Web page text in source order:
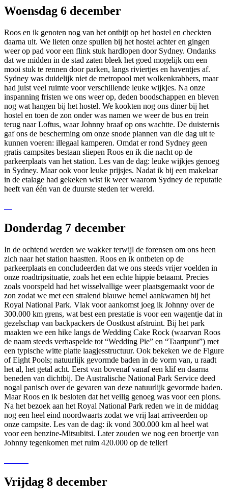
Woensdag 6 december
Roos en ik genoten nog van het ontbijt op het hostel en checkten
daarna uit. We lieten onze spullen bij het hostel achter en gingen
weer op pad voor een flink stuk hardlopen door Sydney. Ondanks
dat we midden in de stad zaten bleek het goed mogelijk om een
mooi stuk te rennen door parken, langs riviertjes en haventjes af.
Sydney was duidelijk niet de metropool met wolkenkrabbers, maar
had juist veel ruimte voor verschillende leuke wijkjes. Na onze
inspanning fristen we ons weer op, deden boodschappen en bleven
nog wat hangen bij het hostel. We kookten nog ons diner bij het
hostel en toen de zon onder was namen we weer de bus en trein
terug naar Loftus, waar Johnny braaf op ons wachtte. De duisternis
gaf ons de bescherming om onze snode plannen van die dag uit te
kunnen voeren: illegaal kamperen. Omdat er rond Sydney geen
gratis campsites bestaan sliepen Roos en ik die nacht op de
parkeerplaats van het station. Les van de dag: leuke wijkjes genoeg
in Sydney. Maar ook voor leuke prijsjes. Nadat ik bij een makelaar
in de etalage had gekeken wist ik weer waarom Sydney de reputatie
heeft van één van de duurste steden ter wereld.
Donderdag 7 december
In de ochtend werden we wakker terwijl de forensen om ons heen
zich naar het station haastten. Roos en ik ontbeten op de
parkeerplaats en concludeerden dat we ons steeds vrijer voelden in
onze roadtripsituatie, zoals het een echte hippie betaamt. Precies
zoals voorspeld had het wisselvallige weer plaatsgemaakt voor de
zon zodat we met een stralend blauwe hemel aankwamen bij het
Royal National Park. Vlak voor aankomst joeg ik Johnny over de
300.000 km grens, wat best een prestatie is voor een wagentje dat in
gezelschap van backpackers de Oostkust afstruint. Bij het park
maakten we een hike langs de Wedding Cake Rock (waarvan Roos
de naam steeds verhaspelde tot “Wedding Pie” en “Taartpunt”) met
een typische witte platte laagjesstructuur. Ook bekeken we de Figure
of Eight Pools; natuurlijk gevormde baden in de vorm van, u raadt
het al, het getal acht. Eerst van bovenaf vanaf een klif en daarna
beneden van dichtbij. De Australische National Park Service deed
nogal panisch over de gevaren van deze natuurlijk gevormde baden.
Maar Roos en ik besloten dat het veilig genoeg was voor een plons.
Na het bezoek aan het Royal National Park reden we in de middag
nog een heel eind noordwaarts zodat we vrij laat arriveerden op
onze campsite. Les van de dag: ik vond 300.000 km al heel wat
voor een benzine-Mitsubitsi. Later zouden we nog een broertje van
Johnny tegenkomen met ruim 420.000 op de teller!
Vrijdag 8 december